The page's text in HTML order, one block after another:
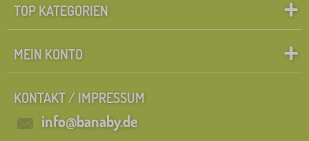
TOP KATEGORIEN
MEIN KONTO
KONTAKT / IMPRESSUM
info@banaby.de